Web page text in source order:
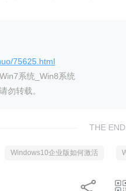
75625.html
系统_Win8系统
勿转载。
THE END
Windows10企业版如何激活